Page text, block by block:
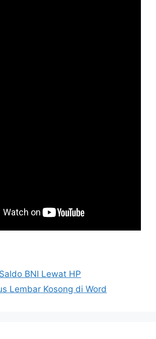
BNI Lewat HP
Lembar Kosong di Word